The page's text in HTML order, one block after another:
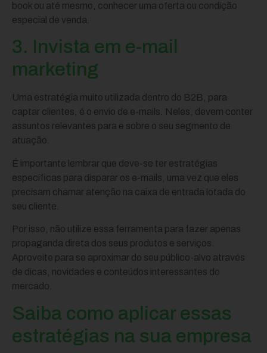
book ou até mesmo, conhecer uma oferta ou condição
especial de venda.
3. Invista em e-mail
marketing
Uma estratégia muito utilizada dentro do B2B, para
captar clientes, é o envio de e-mails. Neles, devem conter
assuntos relevantes para e sobre o seu segmento de
atuação.
É importante lembrar que deve-se ter estratégias
específicas para disparar os e-mails, uma vez que eles
precisam chamar atenção na caixa de entrada lotada do
seu cliente.
Por isso, não utilize essa ferramenta para fazer apenas
propaganda direta dos seus produtos e serviços.
Aproveite para se aproximar do seu público-alvo através
de dicas, novidades e conteúdos interessantes do
mercado.
Saiba como aplicar essas
estratégias na sua empresa